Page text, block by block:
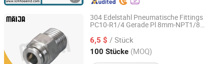
304 Edelstahl Pneumatische Fittings
PC10-R1/4 Gerade Pl 8mm-NPT1/8
Steckverbindung Ss 316
6,5 $ / Stück
100 Stücke (MOQ)
Yueqing Maija Electric Co., Ltd.
Zhejiang, China Seit 2023